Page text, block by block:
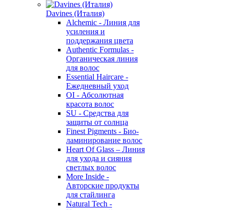
Davines (Италия)
Alchemic - Линия для
усиления и
поддержания цвета
Authentic Formulas -
Органическая линия
для волос
Essential Haircare -
Eжедневный уход
OI - Абсолютная
красота волос
SU - Средства для
защиты от солнца
Finest Pigments - Био-
ламинирование волос
Heart Of Glass – Линия
для ухода и сияния
светлых волос
More Inside -
Авторские продукты
для стайлинга
Natural Tech -